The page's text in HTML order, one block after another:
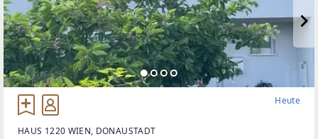
Heute
HAUS 1220 WIEN, DONAUSTADT